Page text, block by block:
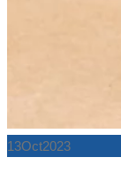
13Oct2023